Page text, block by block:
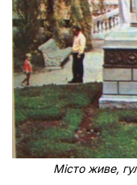
Місто живе,